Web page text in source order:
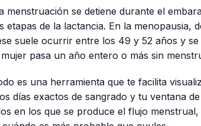
menstruación se detiene durante el
etapas de la lactancia. En la menopausia,
suele ocurrir entre los 49 y 52 años y se
pasa un año entero o más sin
es una herramienta que te facilita
días exactos de sangrado y tu ventana
en los que se produce el flujo menstrual,